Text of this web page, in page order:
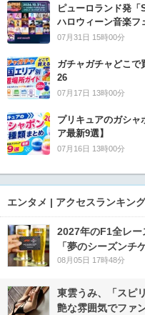
ピューロランド発
ハロウィーン音楽フ
07月31日 15時00分
ガチャガチャどこで
26
07月17日 13時00分
プリキュアのガシャ
ア最新9選】
07月16日 13時00分
エンタメ | アクセスランキング
2027年のF1全レー
「夢のシーズンチ
08月05日 17時48分
東雲うみ、「スピ
艶な雰囲気でファ